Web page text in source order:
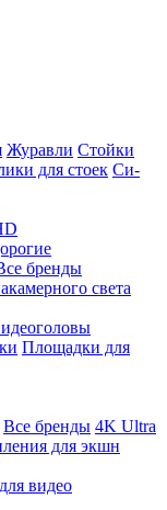
Журавли Стойки
для стоек Си-
бренды
света
Площадки для
Все бренды 4K Ultra
для экшн
видео